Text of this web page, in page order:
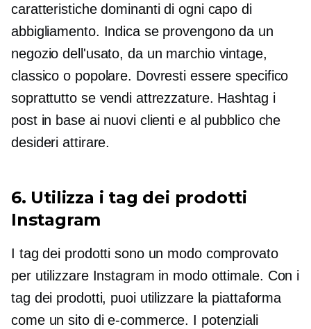
caratteristiche dominanti di ogni capo di
abbigliamento. Indica se provengono da un
negozio dell'usato, da un marchio vintage,
classico o popolare. Dovresti essere specifico
soprattutto se vendi attrezzature. Hashtag i
post in base ai nuovi clienti e al pubblico che
desideri attirare.
6. Utilizza i tag dei prodotti
Instagram
I tag dei prodotti sono un modo comprovato
per utilizzare Instagram in modo ottimale. Con i
tag dei prodotti, puoi utilizzare la piattaforma
come un sito di e-commerce. I potenziali